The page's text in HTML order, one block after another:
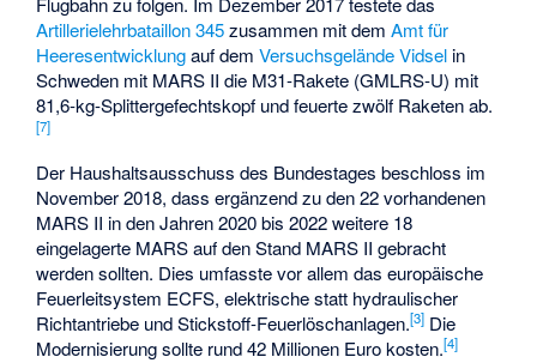
Artillerielehrbataillon 345zusammen mit demAmt für
Heeresentwicklungauf demVersuchsgelände Vidsel in
Schweden mit MARS II die M31-Rakete (GMLRS-U) mit
81,6-kg-Splittergefechtskopf und feuerte zwölf Raketen ab.
[7]
Der Haushaltsausschuss des Bundestages beschloss im
November 2018, dass ergänzend zu den 22 vorhandenen
MARS II in den Jahren 2020 bis 2022 weitere 18
eingelagerte MARS auf den Stand MARS II gebracht
werden sollten. Dies umfasste vor allem das europäische
Feuerleitsystem ECFS, elektrische statt hydraulischer
Richtantriebe und Stickstoff-Feuerlöschanlagen.[3] Die
Modernisierung sollte rund 42 Millionen Euro kosten.[4]